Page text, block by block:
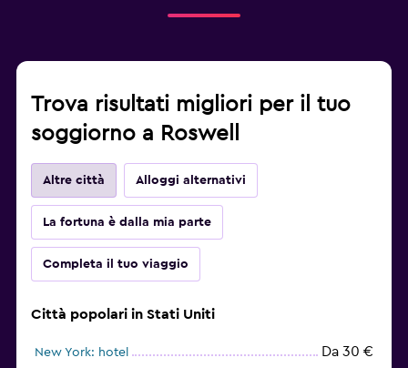
Trova risultati migliori per il tuo
soggiorno a Roswell
Altre città Alloggi alternativi
La fortuna è dalla mia parte
Completa il tuo viaggio
Città popolari in Stati Uniti
New York: hotel Da 30 €